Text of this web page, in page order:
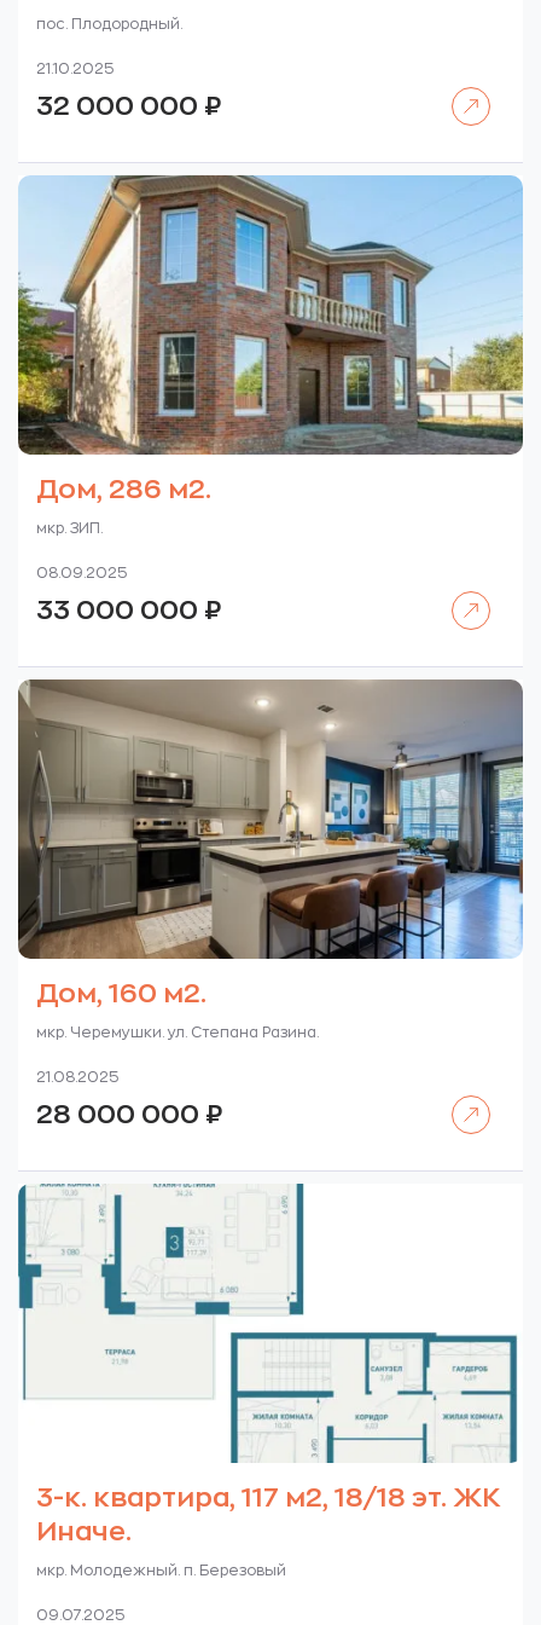
пос. Плодородный.
21.10.2025
32 000 000 ₽
Дом, 286 м2.
мкр. ЗИП.
08.09.2025
33 000 000 ₽
Дом, 160 м2.
мкр. Черемушки. ул. Степана Разина.
21.08.2025
28 000 000 ₽
3-к. квартира, 117 м2, 18/18 эт. ЖК
Иначе.
мкр. Молодежный. п. Березовый
09.07.2025